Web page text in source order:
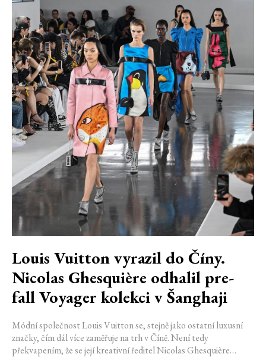
Louis Vuitton vyrazil do Číny.
Nicolas Ghesquière odhalil pre-
fall Voyager kolekci v Šanghaji
Módní společnost Louis Vuitton se, stejně jako ostatní luxusní
značky, čím dál více zaměřuje na trh v Číně. Není tedy
překvapením, že se její kreativní ředitel Nicolas Ghesquière